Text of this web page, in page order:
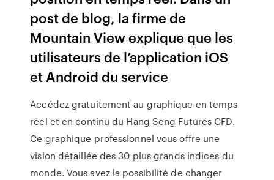
post de blog, la firme de
Mountain View explique que les
utilisateurs de l’application iOS
et Android du service
Accédez gratuitement au graphique en temps
réel et en continu du Hang Seng Futures CFD.
Ce graphique professionnel vous offre une
vision détaillée des 30 plus grands indices du
monde. Vous avez la possibilité de changer